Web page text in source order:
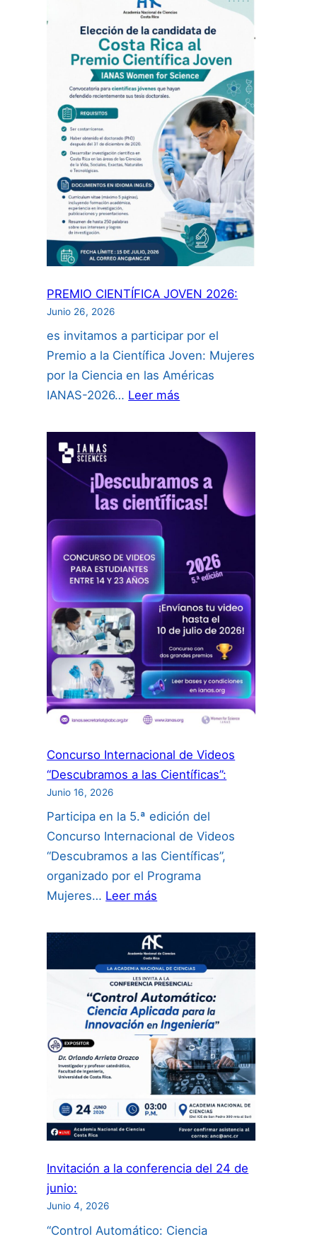
de
aspectos
de
propiedad
intelectual
para
investigadores
incluyendo
uso
de
inteligencia
artificial”:
PREMIO CIENTÍFICA JOVEN 2026:
Junio 26, 2026
es invitamos a participar por el
Premio a la Científica Joven: Mujeres
por la Ciencia en las Américas
IANAS-2026… Leer más
CIENTÍFICA
2026:
Concurso Internacional de Videos
“Descubramos a las Científicas”:
Junio 16, 2026
Participa en la 5.ª edición del
Concurso Internacional de Videos
“Descubramos a las Científicas”,
organizado por el Programa
Mujeres… Leer más
Internacional
de
Videos
“Descubramos
a
las
Científicas”:
Invitación a la conferencia del 24 de
junio:
Junio 4, 2026
“Control Automático: Ciencia